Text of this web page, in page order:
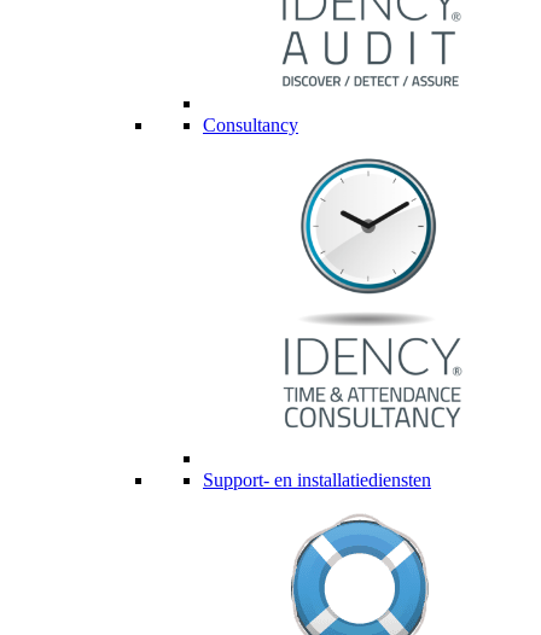
Consultancy
Support- en installatiediensten